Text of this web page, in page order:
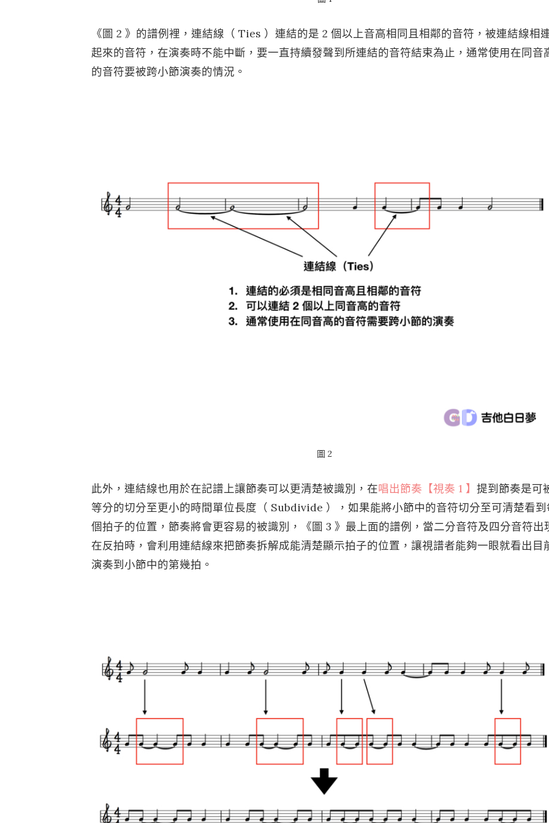
《圖 2 》的譜例裡，連結線（ Ties ）連結的是 2 個以上音高相同且相鄰的音符，被連結線相
起來的音符，在演奏時不能中斷，要一直持續發聲到所連結的音符結束為止，通常使用在同音
的音符要被跨小節演奏的情況。
圖 2
此外，連結線也用於在記譜上讓節奏可以更清楚被識別，在唱出節奏【視奏 1 】 提到節奏是可
等分的切分至更小的時間單位長度（ Subdivide ），如果能將小節中的音符切分至可清楚看到
個拍子的位置，節奏將會更容易的被識別，《圖 3 》最上面的譜例，當二分音符及四分音符出
在反拍時，會利用連結線來把節奏拆解成能清楚顯示拍子的位置，讓視譜者能夠一眼就看出目
演奏到小節中的第幾拍。